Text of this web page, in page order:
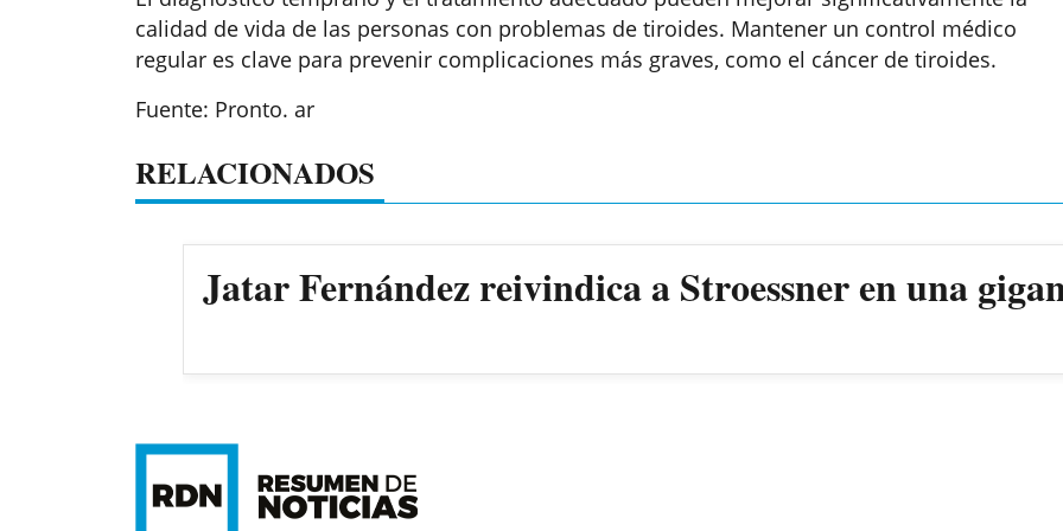
calidad de vida de las personas con problemas de tiroides. Mantener un control médico
regular es clave para prevenir complicaciones más graves, como el cáncer de tiroides.
Fuente: Pronto. ar
RELACIONADOS
Jatar Fernández reivindica a Stroessner en una